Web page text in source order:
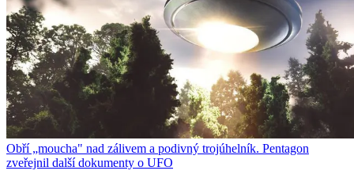
Obří „moucha" nad zálivem a podivný trojúhelník. Pentagon
zveřejnil další dokumenty o UFO